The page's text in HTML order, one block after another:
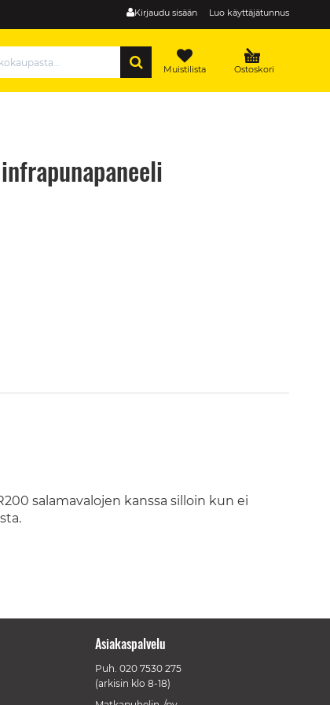
Kirjaudu sisään Luo käyttäjätunnus
Ostoskori
Muistilista
salamavalojen kanssa silloin kun ei
Asiakaspalvelu
Puh. 020 7530 275
(arkisin klo 8-18)